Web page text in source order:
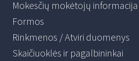
Mokesčių mokėtojų informacija
Formos
Rinkmenos / Atviri duomenys
Skaičiuoklės ir pagalbininkai